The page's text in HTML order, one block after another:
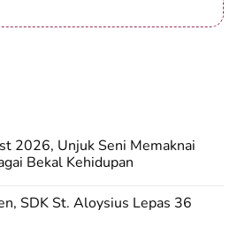
2026, Unjuk Seni Memaknai
Bekal Kehidupan
SDK St. Aloysius Lepas 36